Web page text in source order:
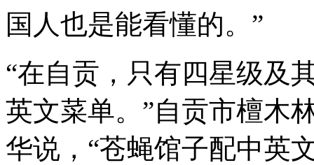
国人也是能看懂的。”
“在自贡，只有四星级及
英文菜单。”自贡市檀木
华说，“苍蝇馆子配中英